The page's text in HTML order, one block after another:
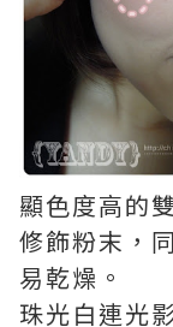
顯色度高的
修飾粉末，
易乾燥。
珠光白連光